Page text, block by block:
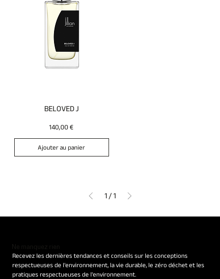
BELOVED J
Prix
140,00 €
Ajouter au panier
1 / 1
Ne manquez rien
Recevez les dernières tendances et conseils sur les conceptions
respectueuses de l'environnement, la vie durable, le zéro déchet et les
pratiques respectueuses de l'environnement.